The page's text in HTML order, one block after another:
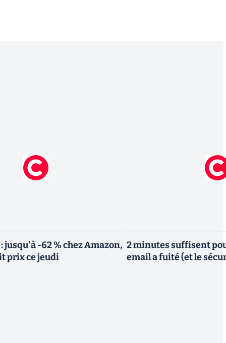
jusqu'à -62 % chez Amazon,
prix ce jeudi
2 minutes suffisent
email a fuité (et le